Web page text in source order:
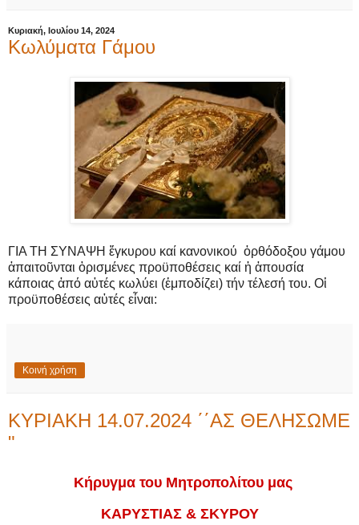
Κυριακή, Ιουλίου 14, 2024
Κωλύματα Γάμου
ΓΙΑ ΤΗ ΣΥΝΑΨΗ ἔγκυρου καί κανονικού ὀρθόδοξου γάμου
ἀπαιτοῦνται ὁρισμένες προϋποθέσεις καί ἡ ἀπουσία
κάποιας ἀπό αὐτές κωλύει (ἐμποδίζει) τήν τέλεσή του. Οἱ
προϋποθέσεις αὐτές εἶναι:
Κοινή χρήση
ΚΥΡΙΑΚΗ 14.07.2024 ΄΄ΑΣ ΘΕΛΗΣΩΜΕ
"
Κήρυγμα του Μητροπολίτου μας
ΚΑΡΥΣΤΙΑΣ & ΣΚΥΡΟΥ